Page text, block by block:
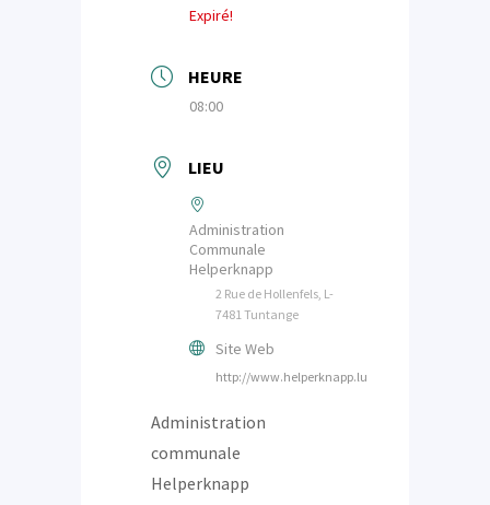
Expiré!
HEURE
08:00
LIEU
Administration
Communale
Helperknapp
2 Rue de Hollenfels, L-
7481 Tuntange
Site Web
http://www.helperknapp.lu
Administration
communale
Helperknapp